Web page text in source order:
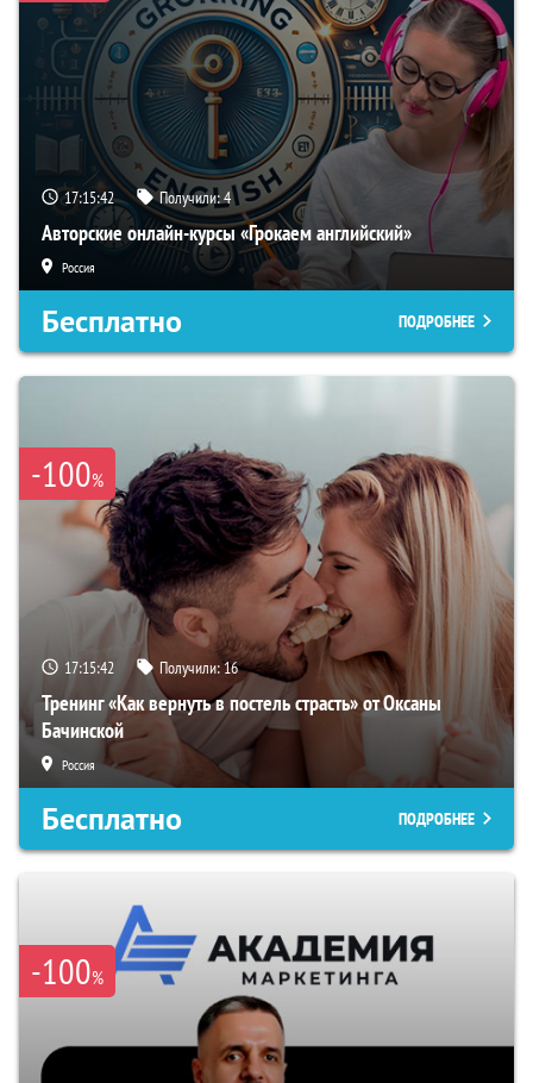
17:15:40 Получили:4
Авторские онлайн-курсы «Грокаем английский»
Россия
Бесплатно ПОДРОБНЕЕ
-100%
17:15:40 Получили:16
Тренинг «Как вернуть в постель страсть» от Оксаны
Бачинской
Россия
Бесплатно ПОДРОБНЕЕ
-100%